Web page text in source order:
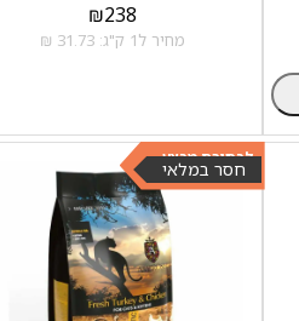
₪238
מחיר ל1 ק"ג: 31.73 ₪
לבחירת מבצע
כנסו >>
חסר במלאי